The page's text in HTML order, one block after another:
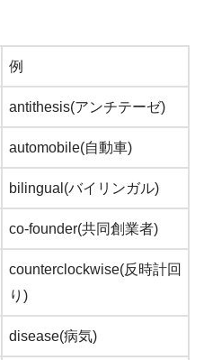
例
antithesis(アンチテーゼ)
automobile(自動車)
bilingual(バイリンガル)
co-founder(共同創業者)
counterclockwise(反時計回
り)
disease(病気)